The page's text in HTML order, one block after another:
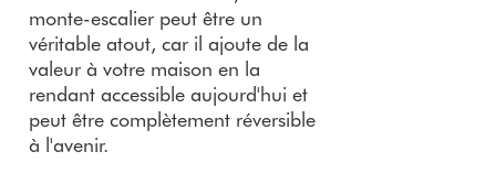
monte-escalier peut être un
véritable atout, car il ajoute de la
valeur à votre maison en la
rendant accessible aujourd'hui et
peut être complètement réversible
à l'avenir.